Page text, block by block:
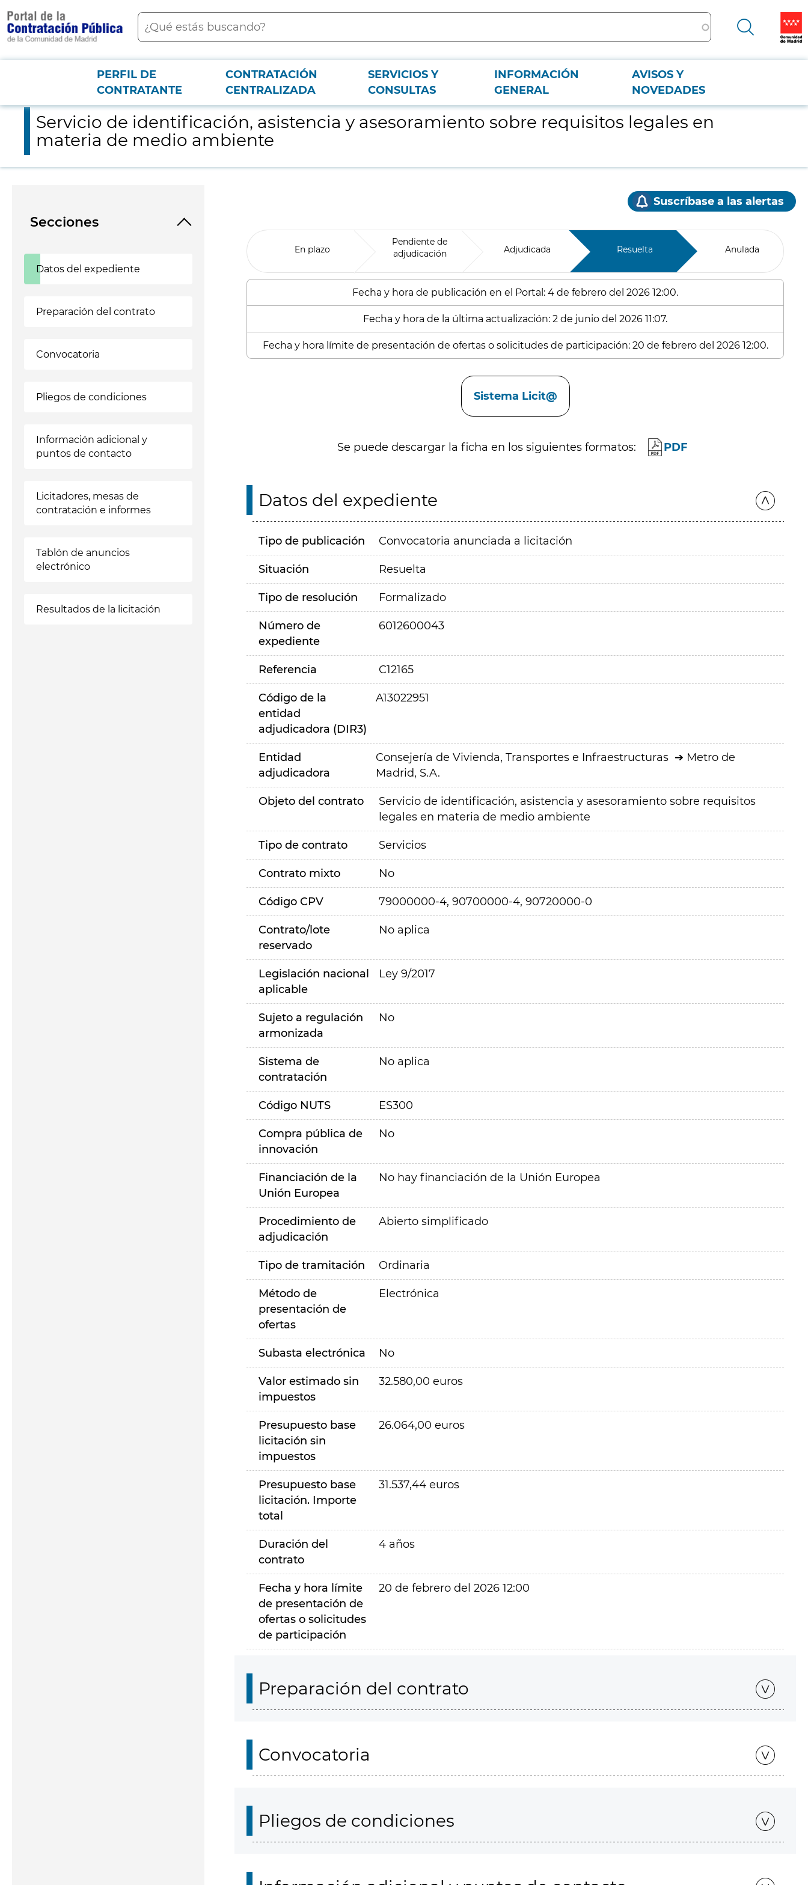
contenido
principal
Buscar
Menú PCON
PERFIL DE
CONTRATANTE
CONTRATACIÓN
CENTRALIZADA
SERVICIOS Y
CONSULTAS
INFORMACIÓN
GENERAL
AVISOS Y
NOVEDADES
Servicio de identificación, asistencia y asesoramiento sobre requisitos legales en materia de medio ambiente
Servicio de identificación, asistencia y asesoramiento sobre requisitos legales en
materia de medio ambiente
Secciones
Datos del expediente
Preparación del contrato
Convocatoria
Pliegos de condiciones
Información adicional y
puntos de contacto
Licitadores, mesas de
contratación e informes
Tablón de anuncios
electrónico
Resultados de la licitación
Suscríbase a las alertas
En plazo
Pendiente de
adjudicación
Adjudicada Resuelta Anulada
Fecha y hora de publicación en el Portal: 4 de febrero del 2026 12:00.
Fecha y hora de la última actualización: 2 de junio del 2026 11:07.
Fecha y hora límite de presentación de ofertas o solicitudes de participación: 20 de febrero del 2026 12:00.
Sistema Licit@
Se puede descargar la ficha en los siguientes formatos: PDF
Datos del expediente
Tipo de publicación Convocatoria anunciada a licitación
Situación Resuelta
Tipo de resolución Formalizado
Número de
expediente
6012600043
Referencia C12165
Código de la
entidad
adjudicadora (DIR3)
A13022951
Entidad
adjudicadora
Consejería de Vivienda, Transportes e Infraestructuras
Metro de
Madrid, S.A.
Objeto del contrato
Servicio de identificación, asistencia y asesoramiento sobre requisitos
legales en materia de medio ambiente
Tipo de contrato Servicios
Contrato mixto No
Código CPV 79000000-4, 90700000-4, 90720000-0
Contrato/lote
reservado
No aplica
Legislación nacional
aplicable
Ley 9/2017
Sujeto a regulación
armonizada
No
Sistema de
contratación
No aplica
Código NUTS ES300
Compra pública de
innovación
No
Financiación de la
Unión Europea
No hay financiación de la Unión Europea
Procedimiento de
adjudicación
Abierto simplificado
Tipo de tramitación Ordinaria
Método de
presentación de
ofertas
Electrónica
Subasta electrónica No
Valor estimado sin
impuestos
32.580,00 euros
Presupuesto base
licitación sin
impuestos
26.064,00 euros
Presupuesto base
licitación. Importe
total
31.537,44 euros
Duración del
contrato
4 años
Fecha y hora límite
de presentación de
ofertas o solicitudes
de participación
20 de febrero del 2026 12:00
Preparación del contrato
Convocatoria
Pliegos de condiciones